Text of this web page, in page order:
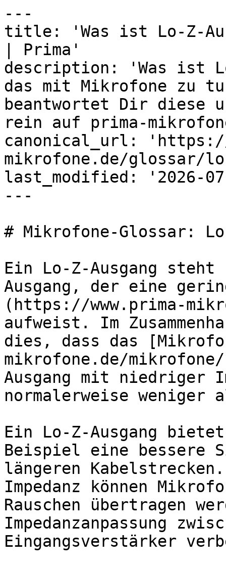
---
title: 'Was ist Lo-Z-
| Prima'
description: 'Was ist
das mit Mikrofone zu
beantwortet Dir diese
rein auf prima-
canonical_url: 'https://
mikrofone.de/glossar/
last_modified: '2026-
---
# Mikrofone-Glossar:
Ein Lo-Z-Ausgang
Ausgang, der eine
(https://www.prima-
aufweist. Im
dies, dass das
mikrofone.de/
Ausgang mit niedriger
normalerweise weniger
Ein Lo-Z-Ausgang
Beispiel eine bessere
längeren
Impedanz können
Rauschen übertragen
Impedanzanpassung
Eingangsverstärker